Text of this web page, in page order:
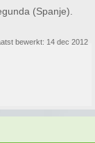
(Spanje).
bewerkt: 14 dec 2012